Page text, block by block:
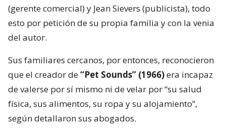
(gerente comercial) y Jean Sievers (publicista), todo
esto por petición de su propia familia y con la venia
del autor.
Sus familiares cercanos, por entonces, reconocieron
que el creador de“Pet Sounds” (1966)era incapaz
de valerse por sí mismo ni de velar por “su salud
física, sus alimentos, su ropa y su alojamiento”,
según detallaron sus abogados.